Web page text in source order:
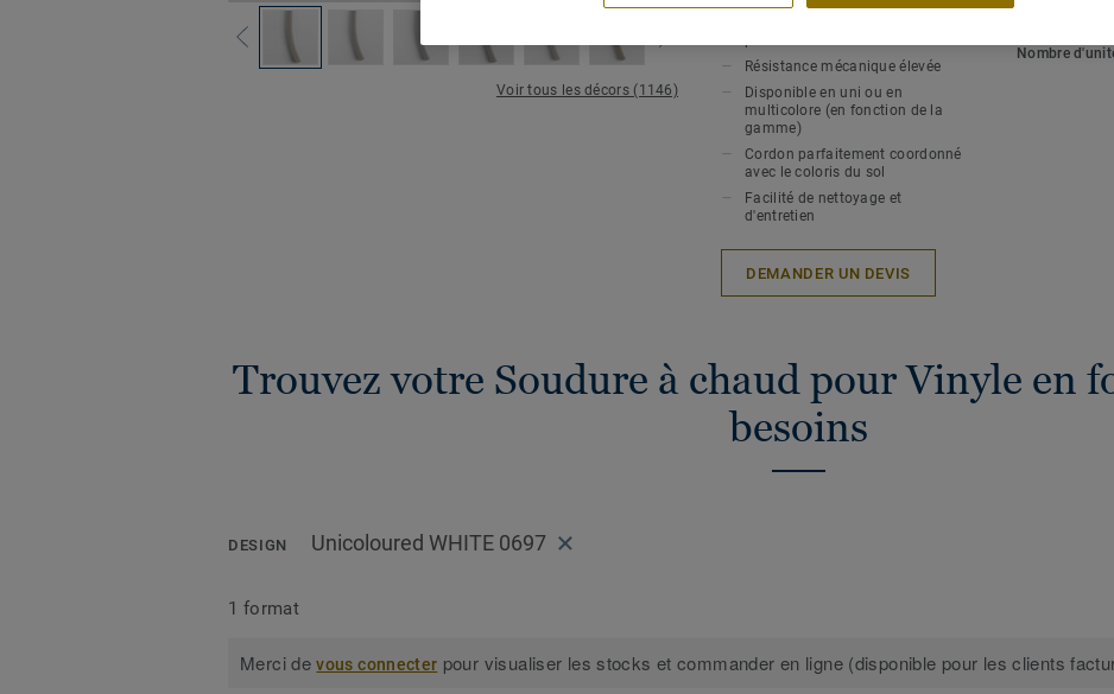
Voir tous les décors (1146)
Soudure à chaud pour une
Résistance mécanique élevée
Disponible en uni ou en
multicolore (en fonction de la
gamme)
Cordon parfaitement coordonné
avec le coloris du sol
Facilité de nettoyage et
d'entretien
Nombre
DEMANDER UN DEVIS
Trouvez votre Soudure à chaud pour Vinyle en
besoins
DESIGN Unicoloured WHITE 0697
1 format
Merci devous connecter pour visualiser les stocks et commander en ligne (disponible pour les clients